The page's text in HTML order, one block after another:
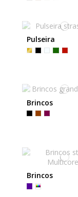
Pulseira
strass larga
Brincos
grandes
Vinho
Brincos
strass
Multicores